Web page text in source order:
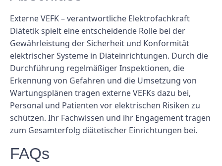
Externe VEFK – verantwortliche Elektrofachkraft
Diätetik spielt eine entscheidende Rolle bei der
Gewährleistung der Sicherheit und Konformität
elektrischer Systeme in Diäteinrichtungen. Durch die
Durchführung regelmäßiger Inspektionen, die
Erkennung von Gefahren und die Umsetzung von
Wartungsplänen tragen externe VEFKs dazu bei,
Personal und Patienten vor elektrischen Risiken zu
schützen. Ihr Fachwissen und ihr Engagement tragen
zum Gesamterfolg diätetischer Einrichtungen bei.
FAQs